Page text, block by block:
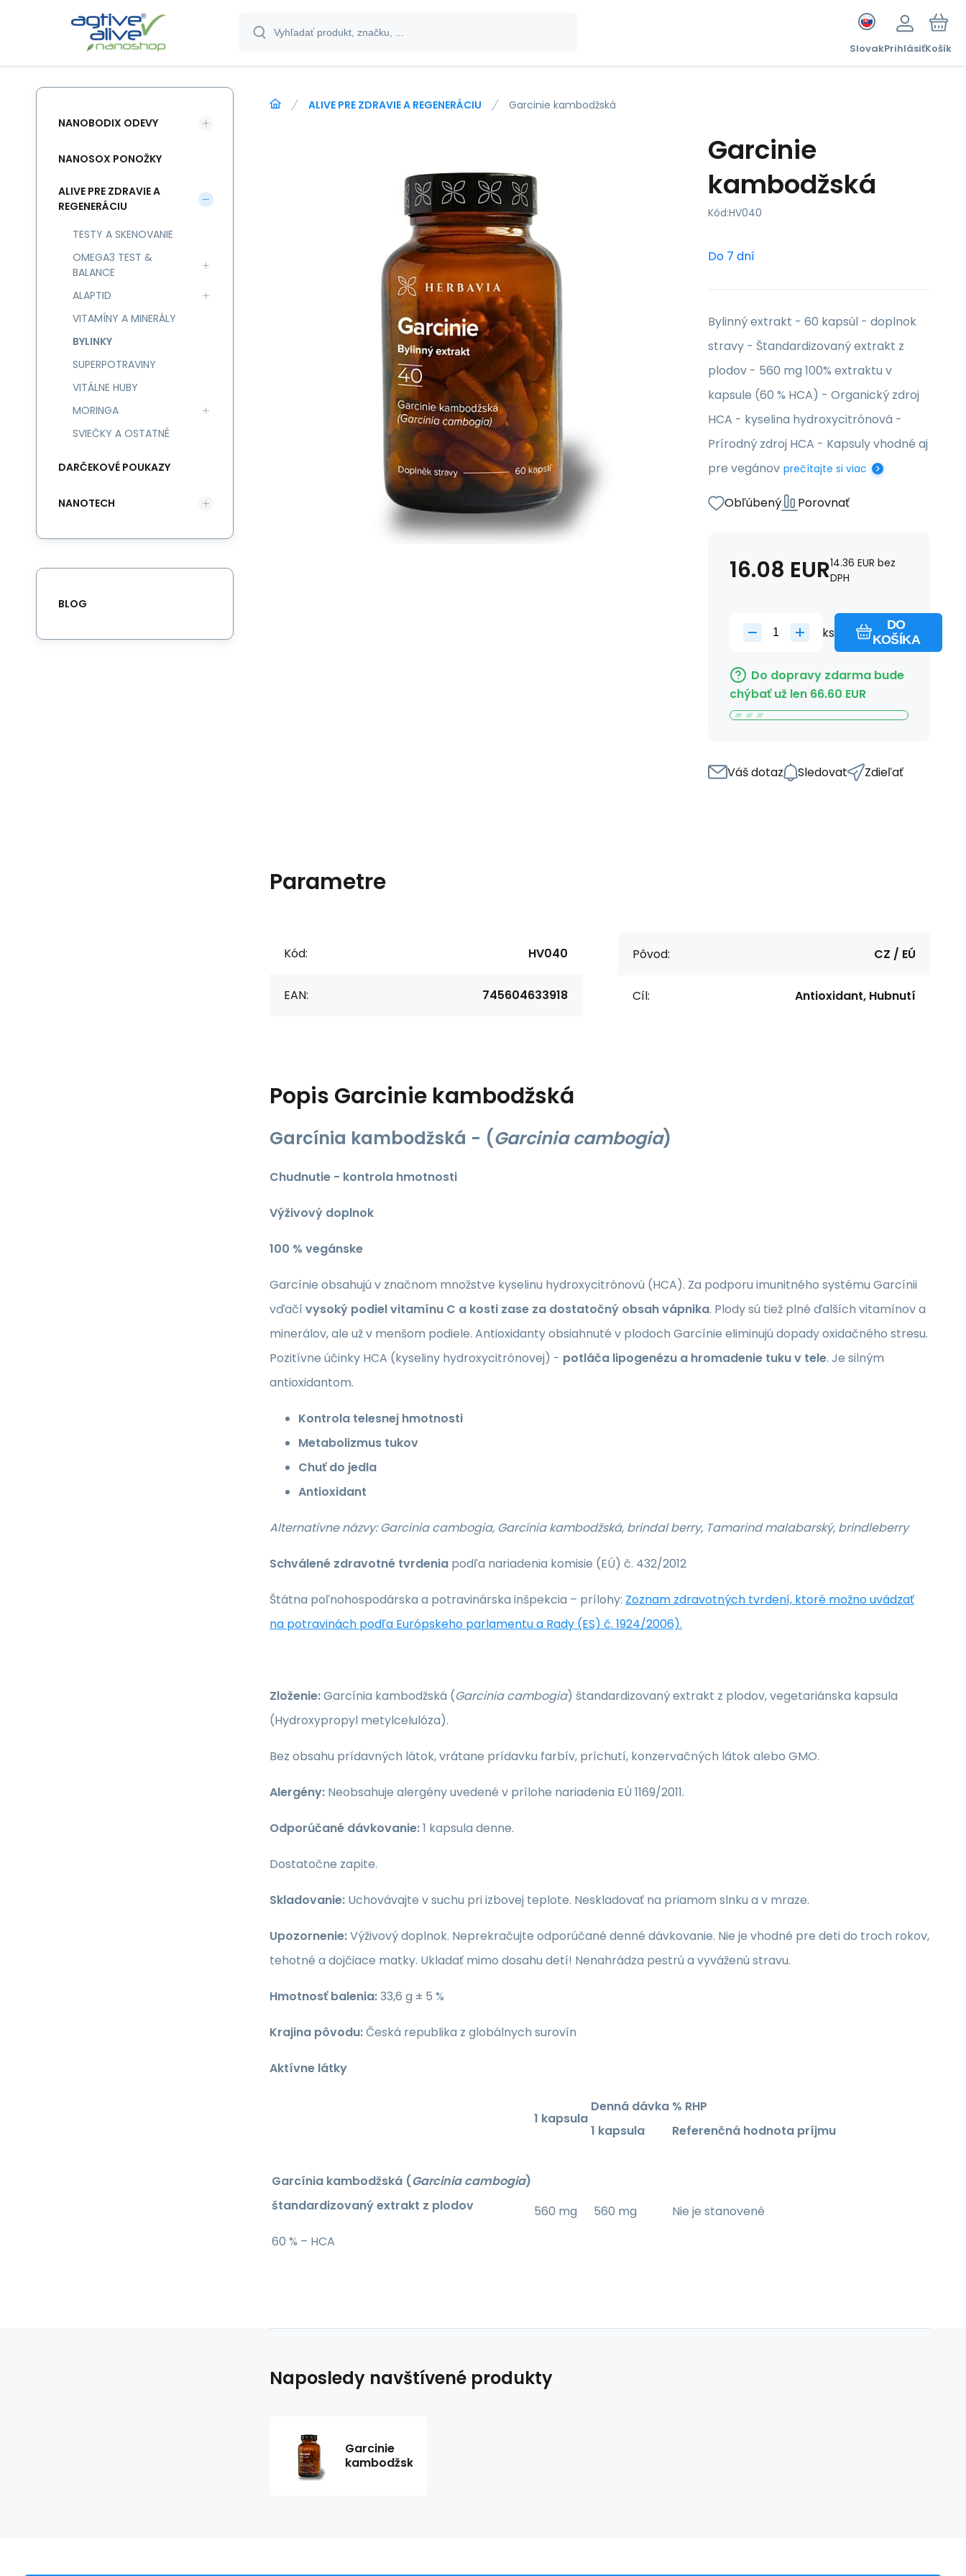
SlovakPrihlásiťKošík
ALIVE PRE ZDRAVIE A REGENERÁCIU Garcinie kambodžská
Garcinie
kambodžská
Kód:HV040
Do 7 dní
Bylinný extrakt - 60 kapsúl - doplnok
stravy - Štandardizovaný extrakt z
plodov - 560 mg 100% extraktu v
kapsule (60 % HCA) - Organický zdroj
HCA - kyselina hydroxycitrónová -
Prírodný zdroj HCA - Kapsuly vhodné aj
pre vegánov prečítajte si viac
Obľúbený Porovnať
16.08 EUR14.36 EUR bez
DPH
ks
DO
KOŠÍKA
Do dopravy zdarma bude
chýbať už len 66.60 EUR
Váš dotaz Sledovat Zdieľať
Parametre
Kód: HV040
EAN: 745604633918
Pôvod: CZ / EÚ
Cíl: Antioxidant, Hubnutí
Popis Garcinie kambodžská
Garcínia kambodžská - (Garcinia cambogia)
Chudnutie - kontrola hmotnosti
Výživový doplnok
100 % vegánske
Garcínie obsahujú v značnom množstve kyselinu hydroxycitrónovú (HCA). Za podporu imunitného systému Garcínii
vďačí vysoký podiel vitamínu C a kosti zase za dostatočný obsah vápnika. Plody sú tiež plné ďalších vitamínov a
minerálov, ale už v menšom podiele. Antioxidanty obsiahnuté v plodoch Garcínie eliminujú dopady oxidačného stresu.
Pozitívne účinky HCA (kyseliny hydroxycitrónovej) - potláča lipogenézu a hromadenie tuku v tele. Je silným
antioxidantom.
Kontrola telesnej hmotnosti
Metabolizmus tukov
Chuť do jedla
Antioxidant
Alternatívne názvy: Garcinia cambogia, Garcínia kambodžská, brindal berry, Tamarind malabarský, brindleberry
Schválené zdravotné tvrdenia podľa nariadenia komisie (EÚ) č. 432/2012
Štátna poľnohospodárska a potravinárska inšpekcia – prílohy: Zoznam zdravotných tvrdení, ktoré možno uvádzať
na potravinách podľa Európskeho parlamentu a Rady (ES) č. 1924/2006).
Zloženie:Garcínia kambodžská (Garcinia cambogia) štandardizovaný extrakt z plodov, vegetariánska kapsula
(Hydroxypropyl metylcelulóza).
Bez obsahu prídavných látok, vrátane prídavku farbív, príchutí, konzervačných látok alebo GMO.
Alergény: Neobsahuje alergény uvedené v prílohe nariadenia EÚ 1169/2011.
Odporúčané dávkovanie:1 kapsula denne.
Dostatočne zapite.
Skladovanie: Uchovávajte v suchu pri izbovej teplote. Neskladovať na priamom slnku a v mraze.
Upozornenie:Výživový doplnok. Neprekračujte odporúčané denné dávkovanie. Nie je vhodné pre deti do troch rokov,
tehotné a dojčiace matky. Ukladať mimo dosahu detí! Nenahrádza pestrú a vyváženú stravu.
Hmotnosť balenia:33,6 g ± 5 %
Krajina pôvodu:Česká republika z globálnych surovín
Aktívne látky
1 kapsula
Denná dávka
1 kapsula
% RHP
Referenčná hodnota príjmu
Garcínia kambodžská (Garcinia cambogia)
štandardizovaný extrakt z plodov
60 % – HCA
560 mg 560 mg Nie je stanovené
NANOBODIX ODEVY
NANOSOX PONOŽKY
ALIVE PRE ZDRAVIE A
REGENERÁCIU
TESTY A SKENOVANIE
OMEGA3 TEST &
BALANCE
ALAPTID
VITAMÍNY A MINERÁLY
BYLINKY
SUPERPOTRAVINY
VITÁLNE HUBY
MORINGA
SVIEČKY A OSTATNÉ
DARČEKOVÉ POUKAZY
NANOTECH
BLOG
Naposledy navštívené produkty
Garcinie
kambodžská